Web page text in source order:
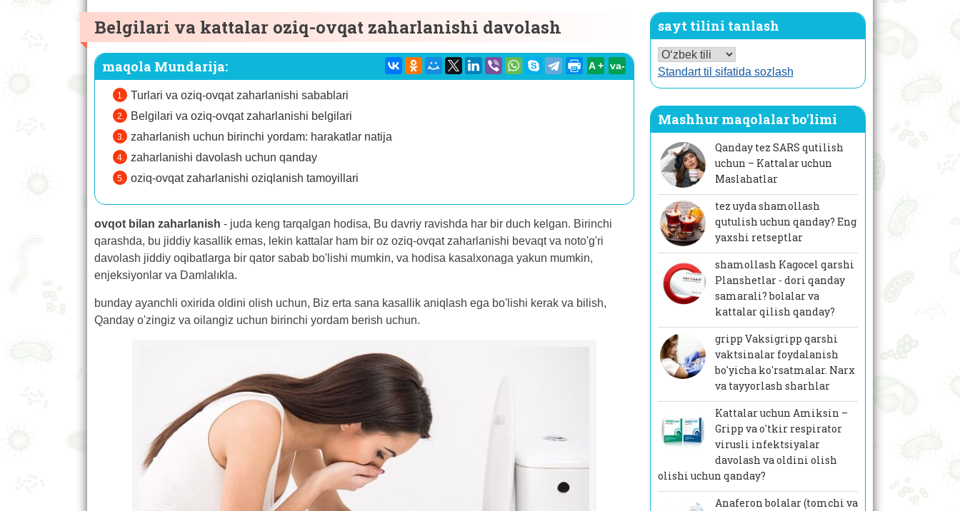
Belgilari va kattalar oziq-ovqat zaharlanishi davolash
maqola Mundarija:
Turlari va oziq-ovqat zaharlanishi sabablari
Belgilari va oziq-ovqat zaharlanishi belgilari
zaharlanish uchun birinchi yordam: harakatlar natija
zaharlanishi davolash uchun qanday
oziq-ovqat zaharlanishi oziqlanish tamoyillari
A + va-
ovqot bilan zaharlanish - juda keng tarqalgan hodisa, Bu davriy ravishda har bir duch kelgan. Birinchi
qarashda, bu jiddiy kasallik emas, lekin kattalar ham bir oz oziq-ovqat zaharlanishi bevaqt va noto'g'ri
davolash jiddiy oqibatlarga bir qator sabab bo'lishi mumkin, va hodisa kasalxonaga yakun mumkin,
enjeksiyonlar va Damlalıkla.
bunday ayanchli oxirida oldini olish uchun, Biz erta sana kasallik aniqlash ega bo'lishi kerak va bilish,
Qanday o'zingiz va oilangiz uchun birinchi yordam berish uchun.
sayt tilini tanlash
Standart til sifatida sozlash
Mashhur maqolalar bo'limi
Qanday tez SARS qutilish
uchun – Kattalar uchun
Maslahatlar
tez uyda shamollash
qutulish uchun qanday? Eng
yaxshi retseptlar
shamollash Kagocel qarshi
Planshetlar - dori qanday
samarali? bolalar va
kattalar qilish qanday?
gripp Vaksigripp qarshi
vaktsinalar foydalanish
bo'yicha ko'rsatmalar. Narx
va tayyorlash sharhlar
Kattalar uchun Amiksin –
Gripp va o'tkir respirator
virusli infektsiyalar
davolash va oldini olish
olishi uchun qanday?
Anaferon bolalar (tomchi va